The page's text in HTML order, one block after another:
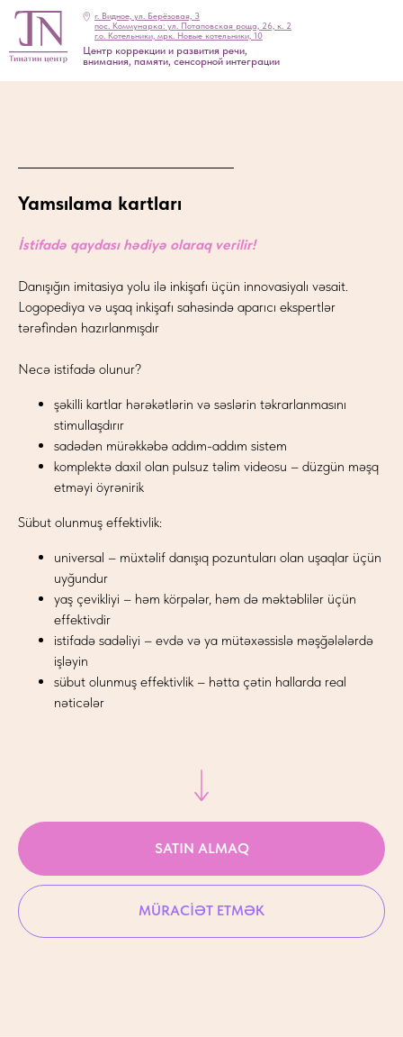
Центр коррекции и развития речи,
внимания, памяти, сенсорной интеграции
г. Видное, ул. Берёзовая, 3
пос. Коммунарка: ул. Потаповская роща, 26, к. 2
г.о. Котельники, мрк. Новые котельники, 10
Yamsılama kartları
İstifadə qaydası hədiyə olaraq verilir!
Danışığın imitasiya yolu ilə inkişafı üçün innovasiyalı vəsait.
Logopediya və uşaq inkişafı sahəsində aparıcı ekspertlər
tərəfindən hazırlanmışdır
Necə istifadə olunur?
şəkilli kartlar hərəkətlərin və səslərin təkrarlanmasını
stimullaşdırır
sadədən mürəkkəbə addım-addım sistem
komplektə daxil olan pulsuz təlim videosu – düzgün məşq
etməyi öyrənirik
Sübut olunmuş effektivlik:
universal – müxtəlif danışıq pozuntuları olan uşaqlar üçün
uyğundur
yaş çevikliyi – həm körpələr, həm də məktəblilər üçün
effektivdir
istifadə sadəliyi – evdə və ya mütəxəssislə məşğələlərdə
işləyin
sübut olunmuş effektivlik – hətta çətin hallarda real
nəticələr
SATIN ALMAQ
MÜRACİƏT ETMƏK